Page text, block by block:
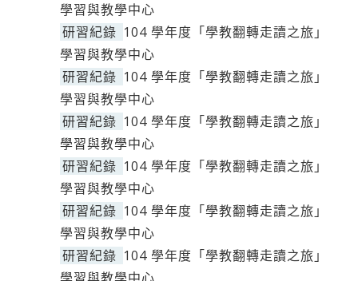
學習與教學中心
研習紀錄 104 學年度「學教翻轉走讀之旅」
學習與教學中心
研習紀錄 104 學年度「學教翻轉走讀之旅」
學習與教學中心
研習紀錄 104 學年度「學教翻轉走讀之旅」
學習與教學中心
研習紀錄 104 學年度「學教翻轉走讀之旅」
學習與教學中心
研習紀錄 104 學年度「學教翻轉走讀之旅」
學習與教學中心
研習紀錄 104 學年度「學教翻轉走讀之旅」